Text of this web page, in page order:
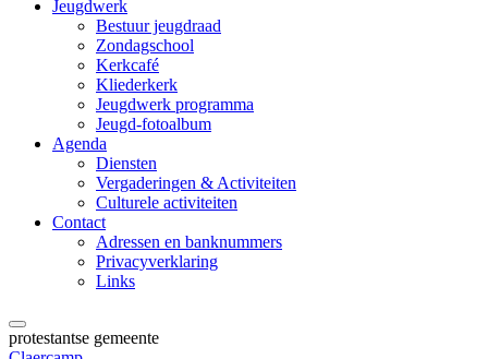
Jeugdwerk
Bestuur jeugdraad
Zondagschool
Kerkcafé
Kliederkerk
Jeugdwerk programma
Jeugd-fotoalbum
Agenda
Diensten
Vergaderingen & Activiteiten
Culturele activiteiten
Contact
Adressen en banknummers
Privacyverklaring
Links
protestantse gemeente